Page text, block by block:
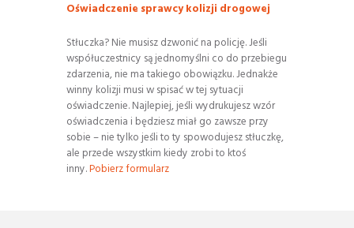
Oświadczenie sprawcy kolizji drogowej
Stłuczka? Nie musisz dzwonić na policję. Jeśli
współuczestnicy są jednomyślni co do przebiegu
zdarzenia, nie ma takiego obowiązku. Jednakże
winny kolizji musi w spisać w tej sytuacji
oświadczenie. Najlepiej, jeśli wydrukujesz wzór
oświadczenia i będziesz miał go zawsze przy
sobie – nie tylko jeśli to ty spowodujesz stłuczkę,
ale przede wszystkim kiedy zrobi to ktoś
inny.Pobierz formularz